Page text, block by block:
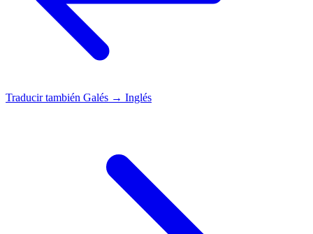
Traducir también Galés → Inglés